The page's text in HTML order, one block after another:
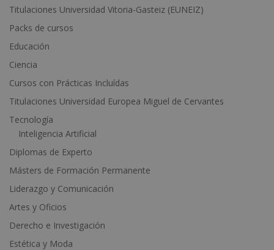
n
a
t
e
:
Titulaciones Universidad Vitoria-Gasteiz (EUNEIZ)
Packs de cursos
Educación
Ciencia
Cursos con Prácticas Incluídas
Titulaciones Universidad Europea Miguel de Cervantes
Tecnología
Inteligencia Artificial
Diplomas de Experto
Másters de Formación Permanente
Liderazgo y Comunicación
Artes y Oficios
Derecho e Investigación
Estética y Moda